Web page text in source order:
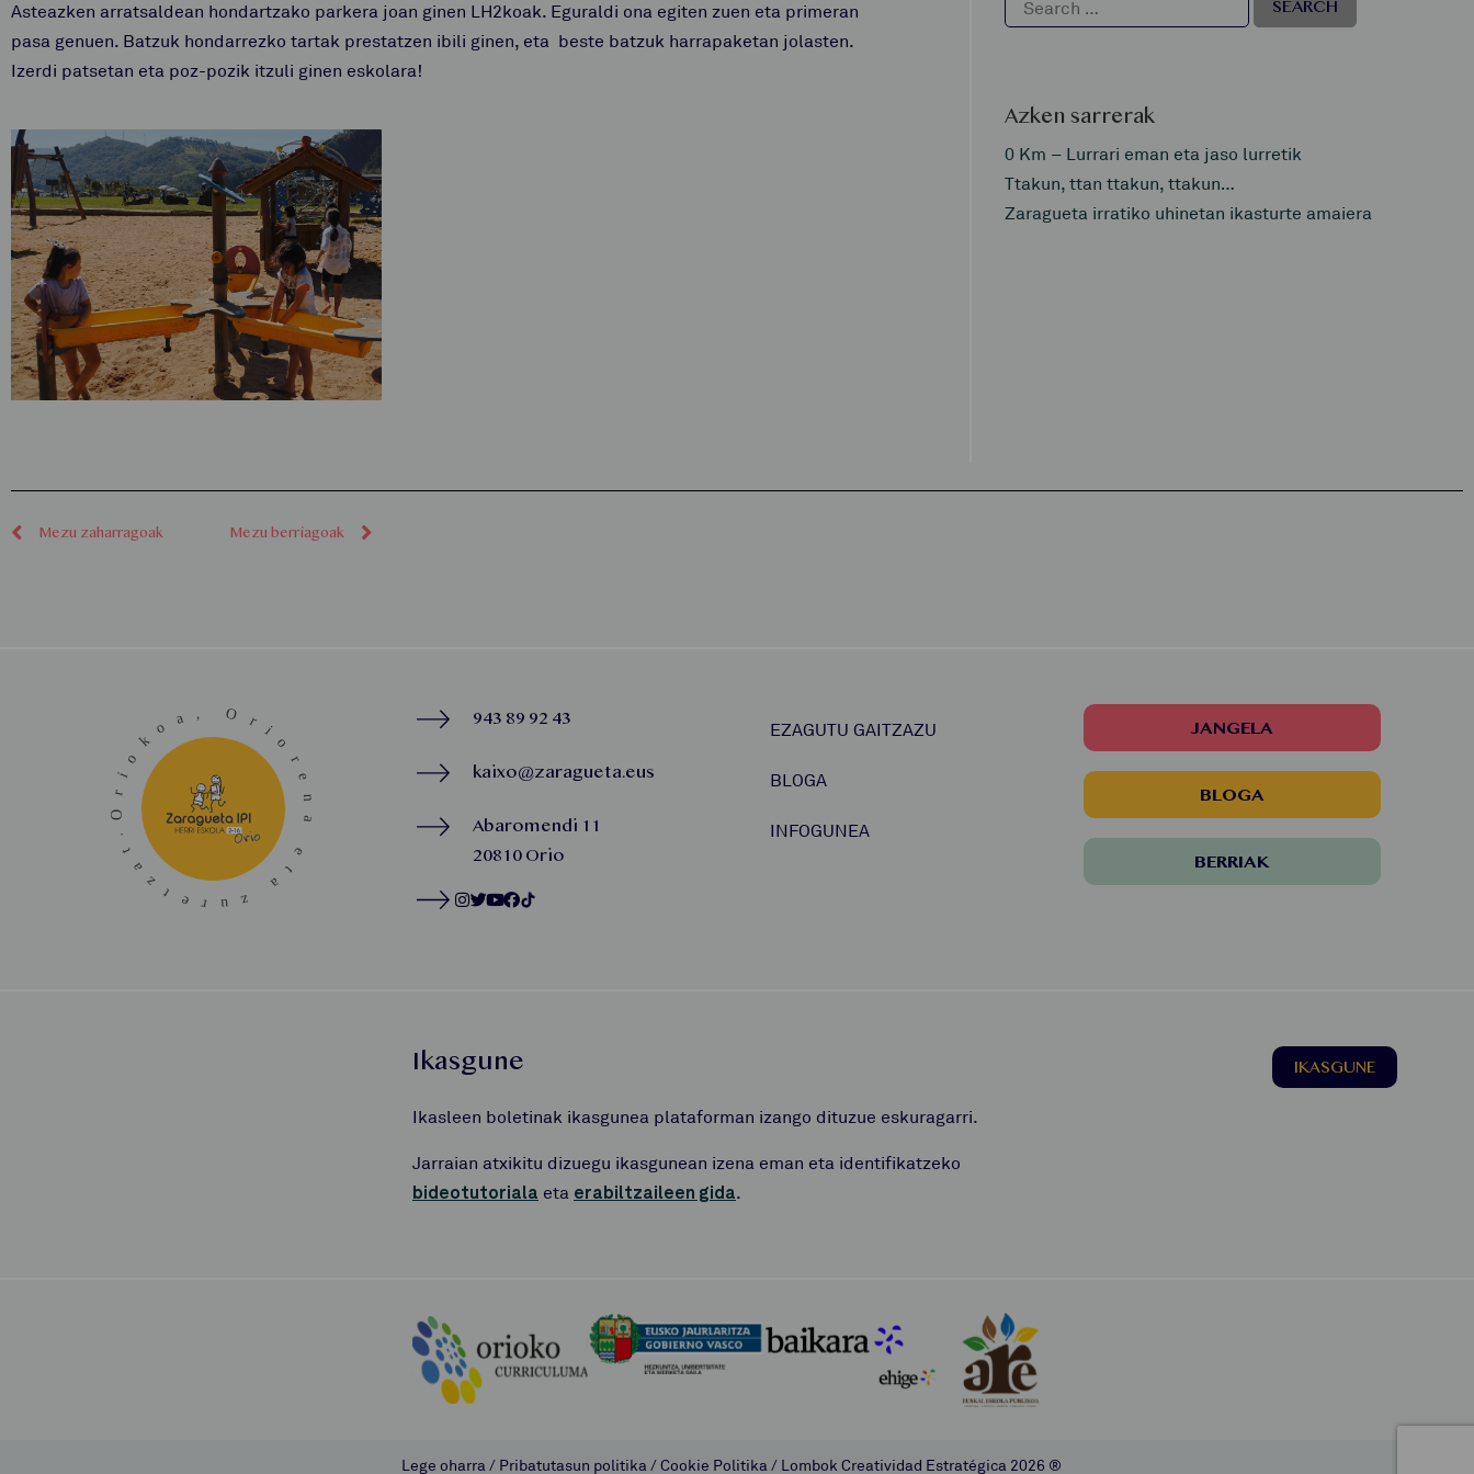
Asteazken arratsaldean hondartzako parkera joan ginen LH2koak. Eguraldi ona egiten zuen eta primeran
pasa genuen. Batzuk hondarrezko tartak prestatzen ibili ginen, eta beste batzuk harrapaketan jolasten.
Izerdi patsetan eta poz-pozik itzuli ginen eskolara!
Azken sarrerak
0 Km – Lurrari eman eta jaso lurretik
Ttakun, ttan ttakun, ttakun…
Zaragueta irratiko uhinetan ikasturte amaiera
Mezu zaharragoak Mezu berriagoak
943 89 92 43
kaixo@zaragueta.eus
Abaromendi 11
20810 Orio
EZAGUTU GAITZAZU
BLOGA
INFOGUNEA
JANGELA
BLOGA
BERRIAK
Ikasgune
Ikasleen boletinak ikasgunea plataforman izango dituzue eskuragarri.
Jarraian atxikitu dizuegu ikasgunean izena eman eta identifikatzeko
bideotutoriala eta erabiltzaileen gida.
IKASGUNE
Lege oharra/ Pribatutasun politika/Cookie Politika/ Lombok Creatividad Estratégica 2026 ®